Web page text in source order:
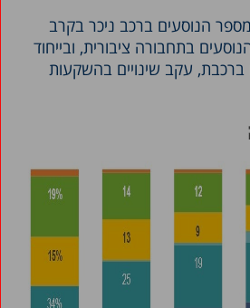
הנוסעים ברכב ניכר בקרב
בתחבורה ציבורית, ובייחוד
ברכבת, עקב שינויים בהשקעות